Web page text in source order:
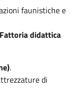
faunistiche e
didattica
.
di